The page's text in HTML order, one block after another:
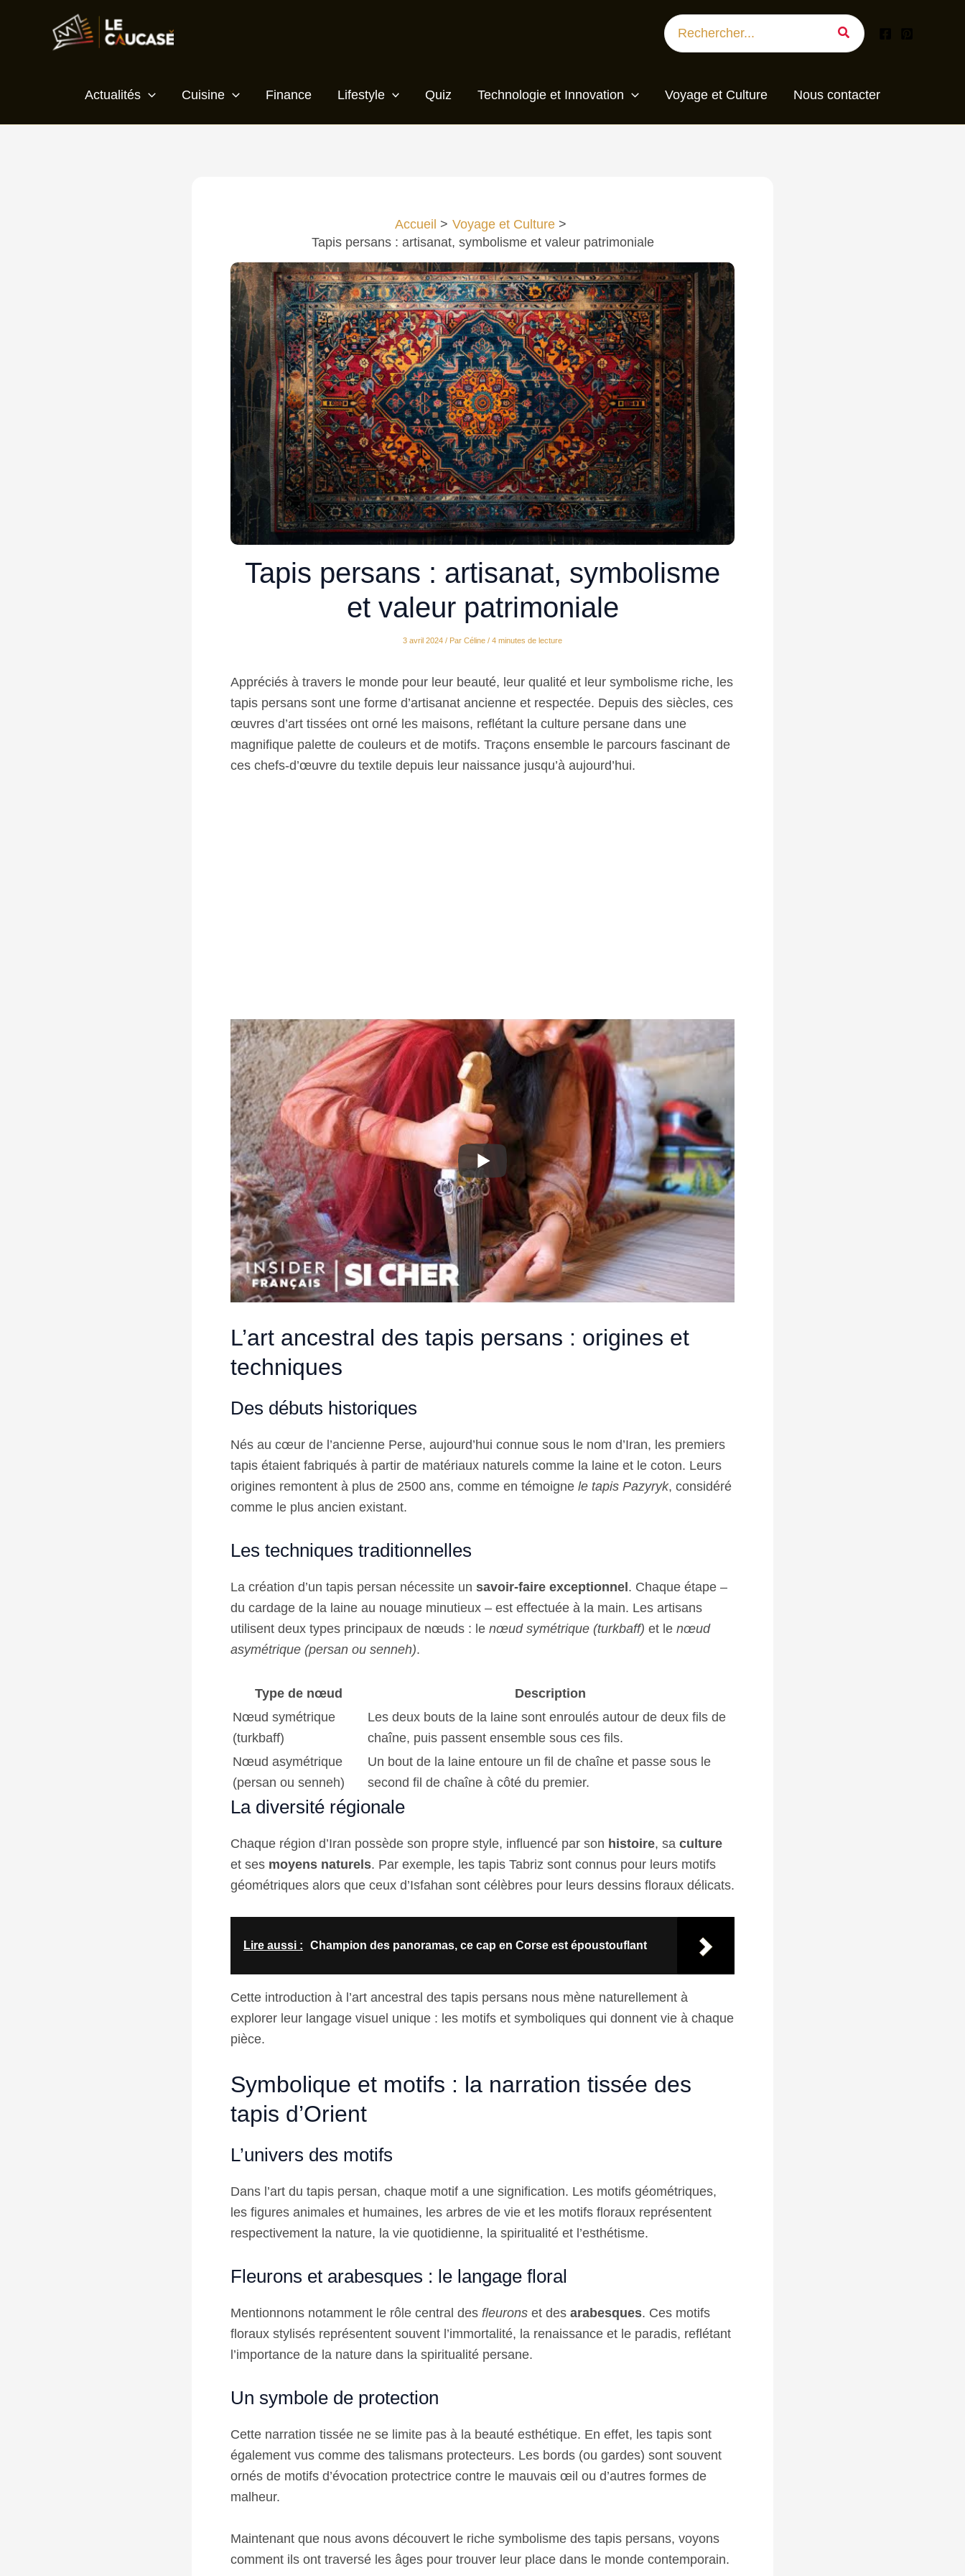
Search
for:
Actualités Cuisine Finance Lifestyle Quiz Technologie et Innovation Voyage et Culture Nous contacter
Accueil
Voyage et Culture
Tapis persans : artisanat, symbolisme et valeur patrimoniale
Tapis persans : artisanat, symbolisme
et valeur patrimoniale
3 avril 2024 / Par Céline / 4 minutes de lecture
Appréciés à travers le monde pour leur beauté, leur qualité et leur symbolisme riche, les
tapis persans sont une forme d’artisanat ancienne et respectée. Depuis des siècles, ces
œuvres d’art tissées ont orné les maisons, reflétant la culture persane dans une
magnifique palette de couleurs et de motifs. Traçons ensemble le parcours fascinant de
ces chefs-d’œuvre du textile depuis leur naissance jusqu’à aujourd’hui.
L’art ancestral des tapis persans : origines et
techniques
Des débuts historiques
Nés au cœur de l’ancienne Perse, aujourd’hui connue sous le nom d’Iran, les premiers
tapis étaient fabriqués à partir de matériaux naturels comme la laine et le coton. Leurs
origines remontent à plus de 2500 ans, comme en témoigne le tapis Pazyryk, considéré
comme le plus ancien existant.
Les techniques traditionnelles
La création d’un tapis persan nécessite un savoir-faire exceptionnel . Chaque étape –
du cardage de la laine au nouage minutieux – est effectuée à la main. Les artisans
utilisent deux types principaux de nœuds : le nœud symétrique (turkbaff) et le nœud
asymétrique (persan ou senneh).
Type de nœud
Description
Nœud symétrique
(turkbaff)
Les deux bouts de la laine sont enroulés autour de deux fils de
chaîne, puis passent ensemble sous ces fils.
Nœud asymétrique
(persan ou senneh)
Un bout de la laine entoure un fil de chaîne et passe sous le
second fil de chaîne à côté du premier.
La diversité régionale
Chaque région d’Iran possède son propre style, influencé par son histoire, sa culture
et ses moyens naturels. Par exemple, les tapis Tabriz sont connus pour leurs motifs
géométriques alors que ceux d’Isfahan sont célèbres pour leurs dessins floraux délicats.
Lire aussi : Champion des panoramas, ce cap en Corse est époustouflant
Cette introduction à l’art ancestral des tapis persans nous mène naturellement à
explorer leur langage visuel unique : les motifs et symboliques qui donnent vie à chaque
pièce.
Symbolique et motifs : la narration tissée des
tapis d’Orient
L’univers des motifs
Dans l’art du tapis persan, chaque motif a une signification. Les motifs géométriques,
les figures animales et humaines, les arbres de vie et les motifs floraux représentent
respectivement la nature, la vie quotidienne, la spiritualité et l’esthétisme.
Fleurons et arabesques : le langage floral
Mentionnons notamment le rôle central des fleurons et des arabesques. Ces motifs
floraux stylisés représentent souvent l’immortalité, la renaissance et le paradis, reflétant
l’importance de la nature dans la spiritualité persane.
Un symbole de protection
Cette narration tissée ne se limite pas à la beauté esthétique. En effet, les tapis sont
également vus comme des talismans protecteurs. Les bords (ou gardes) sont souvent
ornés de motifs d’évocation protectrice contre le mauvais œil ou d’autres formes de
malheur.
Maintenant que nous avons découvert le riche symbolisme des tapis persans, voyons
comment ils ont traversé les âges pour trouver leur place dans le monde contemporain.